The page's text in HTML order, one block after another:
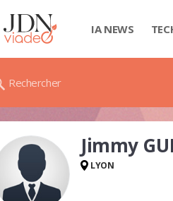
IA NEWS
Rechercher
Jimmy
LYON